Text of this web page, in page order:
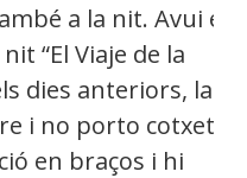
a la nit. Avui el
“El Viaje de la
dies anteriors, la
i no porto cotxet.
en braços i hi